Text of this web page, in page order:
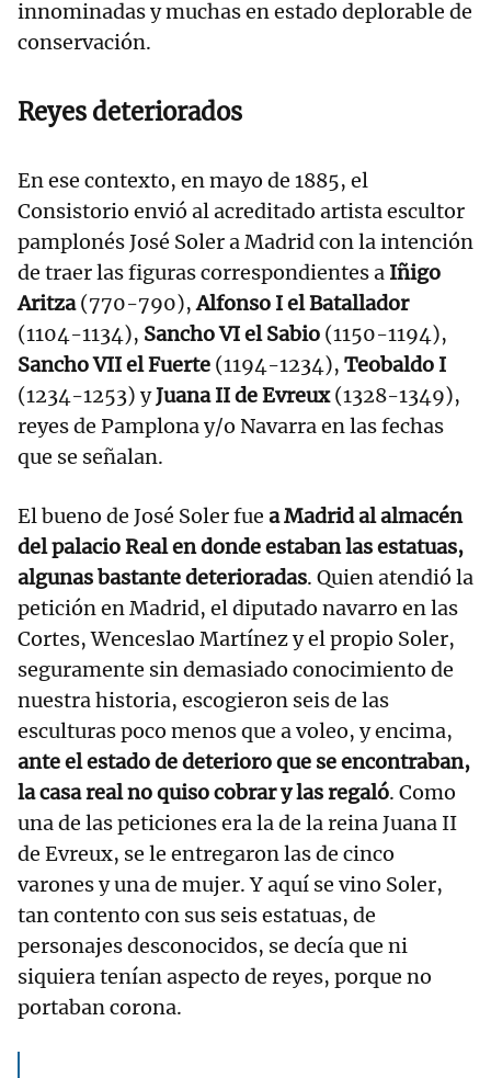
innominadas y muchas en estado deplorable de
conservación.
Reyes deteriorados
En ese contexto, en mayo de 1885, el
Consistorio envió al acreditado artista escultor
pamplonés José Soler a Madrid con la intención
de traer las figuras correspondientes a Iñigo
Aritza(770-790),Alfonso I el Batallador
(1104-1134), Sancho VI el Sabio (1150-1194),
Sancho VII el Fuerte (1194-1234), Teobaldo I
(1234-1253) yJuana II de Evreux(1328-1349),
reyes de Pamplona y/o Navarra en las fechas
que se señalan.
El bueno de José Soler fue a Madrid al almacén
del palacio Real en donde estaban las estatuas,
algunas bastante deterioradas. Quien atendió la
petición en Madrid, el diputado navarro en las
Cortes, Wenceslao Martínez y el propio Soler,
seguramente sin demasiado conocimiento de
nuestra historia, escogieron seis de las
esculturas poco menos que a voleo, y encima,
ante el estado de deterioro que se encontraban,
la casa real no quiso cobrar y las regaló. Como
una de las peticiones era la de la reina Juana II
de Evreux, se le entregaron las de cinco
varones y una de mujer. Y aquí se vino Soler,
tan contento con sus seis estatuas, de
personajes desconocidos, se decía que ni
siquiera tenían aspecto de reyes, porque no
portaban corona.